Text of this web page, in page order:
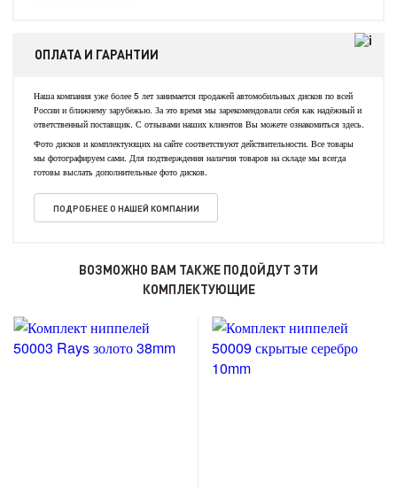
ОПЛАТА И ГАРАНТИИ
Наша компания уже более 5 лет занимается продажей автомобильных дисков по всей
России и ближнему зарубежью. За это время мы зарекомендовали себя как надёжный и
ответственный поставщик. С отзывами наших клиентов Вы можете ознакомиться здесь.
Фото дисков и комплектующих на сайте соответствуют действительности. Все товары
мы фотографируем сами. Для подтверждения наличия товаров на складе мы всегда
готовы выслать дополнительные фото дисков.
ПОДРОБНЕЕ О НАШЕЙ КОМПАНИИ
ВОЗМОЖНО ВАМ ТАКЖЕ ПОДОЙДУТ ЭТИ
КОМПЛЕКТУЮЩИЕ